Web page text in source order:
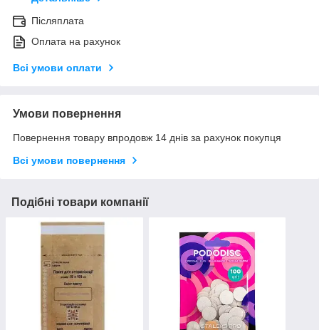
Післяплата
Оплата на рахунок
Всі умови оплати
Умови повернення
Повернення товару впродовж 14 днів за рахунок покупця
Всі умови повернення
Подібні товари компанії